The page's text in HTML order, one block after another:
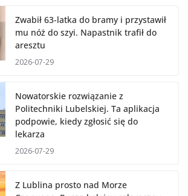
Zwabił 63-latka do bramy i przystawił
mu nóż do szyi. Napastnik trafił do
aresztu
2026-07-29
Nowatorskie rozwiązanie z
Politechniki Lubelskiej. Ta aplikacja
podpowie, kiedy zgłosić się do
lekarza
2026-07-29
Z Lublina prosto nad Morze